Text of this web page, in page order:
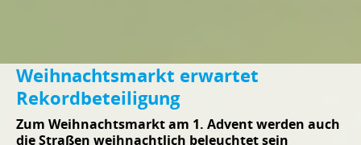
Weihnachtsmarkt erwartet
Rekordbeteiligung
Zum Weihnachtsmarkt am 1. Advent werden auch
die Straßen weihnachtlich beleuchtet sein